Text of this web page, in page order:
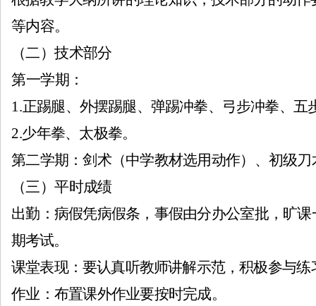
等内容。
（二）技术部分
第一学期：
1.正踢腿、外摆踢腿、弹踢冲拳、弓步冲拳、五
2.少年拳、太极拳。
第二学期：剑术（中学教材选用动作）、初级
（三）平时成绩
出勤：病假凭病假条，事假由分办公室批，旷
期考试。
课堂表现：要认真听教师讲解示范，积极参与练
作业：布置课外作业要按时完成。